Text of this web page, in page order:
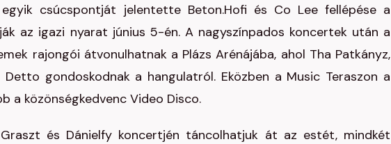
csúcspontját jelentette Beton.Hofi és Co Lee fellépése a
az igazi nyarat június 5-én. A nagyszínpados koncertek után a
rajongói átvonulhatnak a Plázs Arénájába, ahol Tha Patkányz,
Detto gondoskodnak a hangulatról. Eközben a Music Teraszon a
a közönségkedvenc Video Disco.
és Dánielfy koncertjén táncolhatjuk át az estét, mindkét